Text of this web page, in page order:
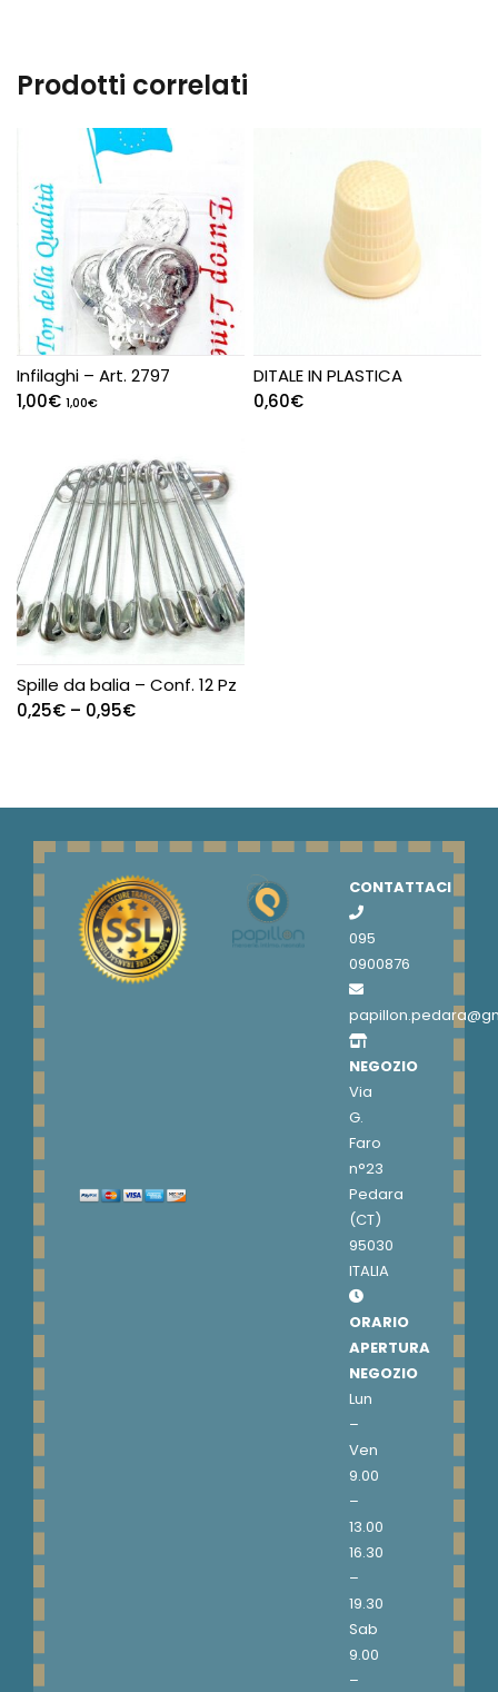
Prodotti correlati
Infilaghi – Art. 2797
1,00€ 1,00€
DITALE IN PLASTICA
0,60€
Spille da balia – Conf. 12 Pz
0,25€ – 0,95€
CONTATTACI
095
0900876
NEGOZIO
Via
G.
Faro
n°23
Pedara
(CT)
95030
ITALIA
ORARIO
APERTURA
NEGOZIO
Lun
–
Ven
9.00
–
13.00
16.30
–
19.30
Sab
9.00
–